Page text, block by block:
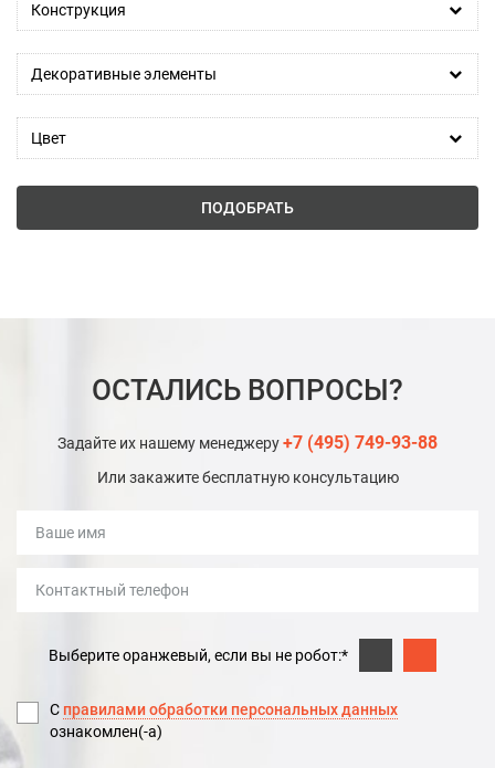
Конструкция
Декоративные элементы
Цвет
ПОДОБРАТЬ
ОСТАЛИСЬ ВОПРОСЫ?
Задайте их нашему менеджеру+7 (495) 749-93-88
Или закажите бесплатную консультацию
Выберите оранжевый, если вы не робот:*
С правилами обработки персональных данных
ознакомлен(-а)